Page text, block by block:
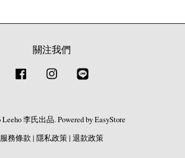
關注我們
Facebook Instagram
Leeho 李氏出品. Powered byEasyStore
服務條款 | 隱私政策| 退款政策